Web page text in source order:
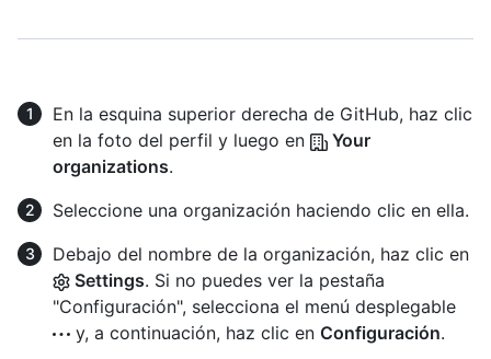
En la esquina superior derecha de GitHub, haz clic
en la foto del perfil y luego en
Your
organizations.
Seleccione una organización haciendo clic en ella.
Debajo del nombre de la organización, haz clic en
Settings. Si no puedes ver la pestaña
"Configuración", selecciona el menú desplegable
y, a continuación, haz clic en Configuración.